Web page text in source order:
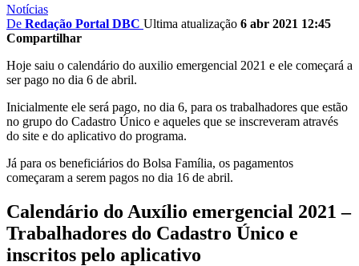
Notícias
De Redação Portal DBC Ultima atualização 6 abr 2021 12:45
Compartilhar
Hoje saiu o calendário do auxilio emergencial 2021 e ele começará a
ser pago no dia 6 de abril.
Inicialmente ele será pago, no dia 6, para os trabalhadores que estão
no grupo do Cadastro Único e aqueles que se inscreveram através
do site e do aplicativo do programa.
Já para os beneficiários do Bolsa Família, os pagamentos
começaram a serem pagos no dia 16 de abril.
Calendário do Auxílio emergencial 2021 –
Trabalhadores do Cadastro Único e
inscritos pelo aplicativo